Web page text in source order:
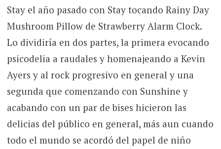
Stay el año pasado con Stay tocando Rainy Day
Mushroom Pillow de Strawberry Alarm Clock.
Lo dividiría en dos partes, la primera evocando
psicodelia a raudales y homenajeando a Kevin
Ayers y al rock progresivo en general y una
segunda que comenzando con Sunshine y
acabando con un par de bises hicieron las
delicias del público en general, más aun cuando
todo el mundo se acordó del papel de niño